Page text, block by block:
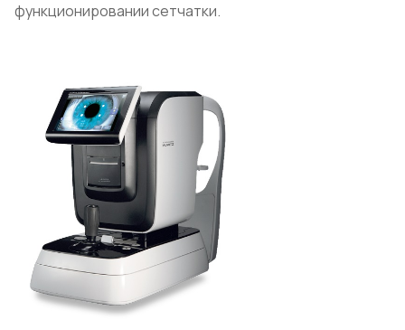
функционировании сетчатки.